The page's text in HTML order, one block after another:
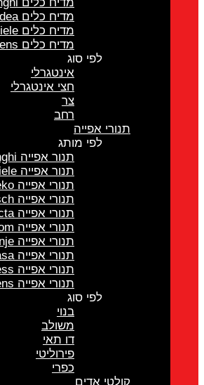
מדיח כלים Midea
מדיח כלים Miele
מדיח כלים Siemens
לפי סוג
אינטגרלי
חצי אינטגרלי
צר
רחב
תנורי אפייה
לפי מותג
תנור אפייה Delonghi
תנור אפייה Miele
תנורי אפייה beko
תנורי אפייה Bosch
תנורי אפייה Constructa
תנורי אפייה Fujicom
תנורי אפייה gorenje
תנורי אפייה LaCasa
תנורי אפייה Peerless
תנורי אפייה Siemens
לפי סוג
בנוי
משולב
דו תאי
פירוליטי
כפרי
קולטי אדים